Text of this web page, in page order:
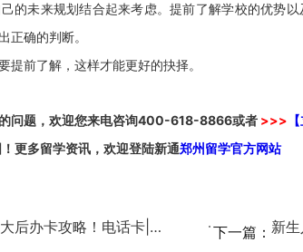
未来规划结合起来考虑。提前了解学校的优势以
正确的判断。
前了解，这样才能更好的抉择。
问题，欢迎您来电咨询400-618-8866或者 >>>
更多留学资讯，欢迎登陆新通郑州留学官方网站
速看→新生入境加拿大后办卡攻略！电话卡|银行卡|SI... 下一篇：